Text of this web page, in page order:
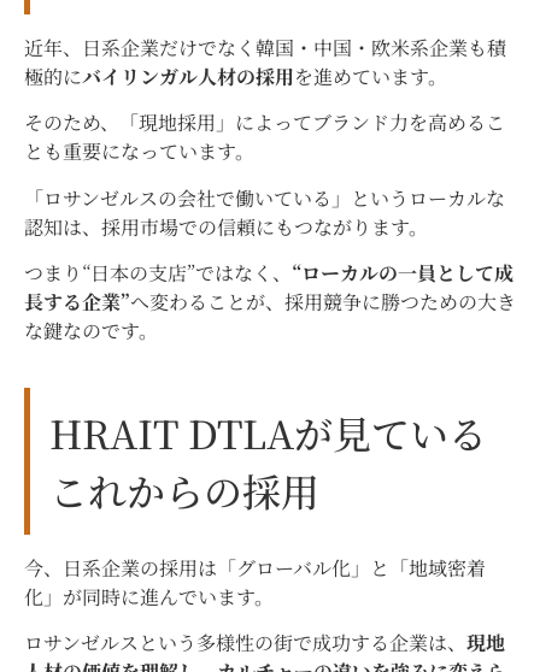
近年、日系企業だけでなく韓国・中国・欧米系企業も積
極的にバイリンガル人材の採用を進めています。
そのため、「現地採用」によってブランド力を高めるこ
とも重要になっています。
「ロサンゼルスの会社で働いている」というローカルな
認知は、採用市場での信頼にもつながります。
つまり“日本の支店”ではなく、 “ローカルの一員として成
長する企業”へ変わることが、採用競争に勝つための大き
な鍵なのです。
HRAIT DTLAが見ている
これからの採用
今、日系企業の採用は「グローバル化」と「地域密着
化」が同時に進んでいます。
ロサンゼルスという多様性の街で成功する企業は、 現地